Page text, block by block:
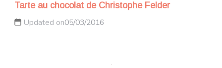
Tarte au chocolat de Christophe Felder
Updated on05/03/2016